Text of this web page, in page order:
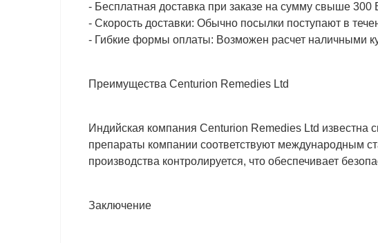
- Бесплатная доставка при заказе на сумму свыше 300
- Скорость доставки: Обычно посылки поступают в
- Гибкие формы оплаты: Возможен расчет наличными
Преимущества Centurion Remedies Ltd
Индийская компания Centurion Remedies Ltd известна
препараты компании соответствуют международным
производства контролируется, что обеспечивает
Заключение